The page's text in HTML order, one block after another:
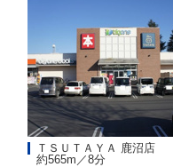
ＴＳＵＴＡＹＡ 鹿沼店
約565m／8分